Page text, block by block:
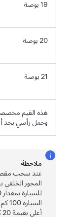
وحمل رأسي بحد أقصى 100 كجم، أو
ملاحظة
عند سحب مقطورة،
السيارة
أعلى